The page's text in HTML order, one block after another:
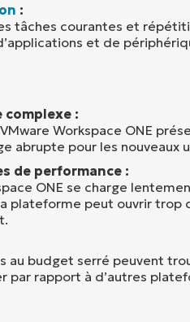
:
tâches courantes et
et de
complexe :
Workspace ONE
abrupte pour les nouveaux
de performance :
ONE se charge
plateforme peut ouvrir trop
au budget serré peuvent
par rapport à d’autres